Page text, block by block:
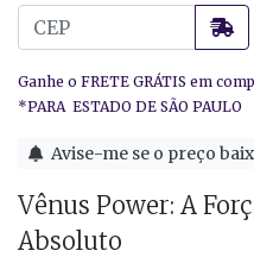
Avise-me se o preço
Vênus Power: A
Absoluto